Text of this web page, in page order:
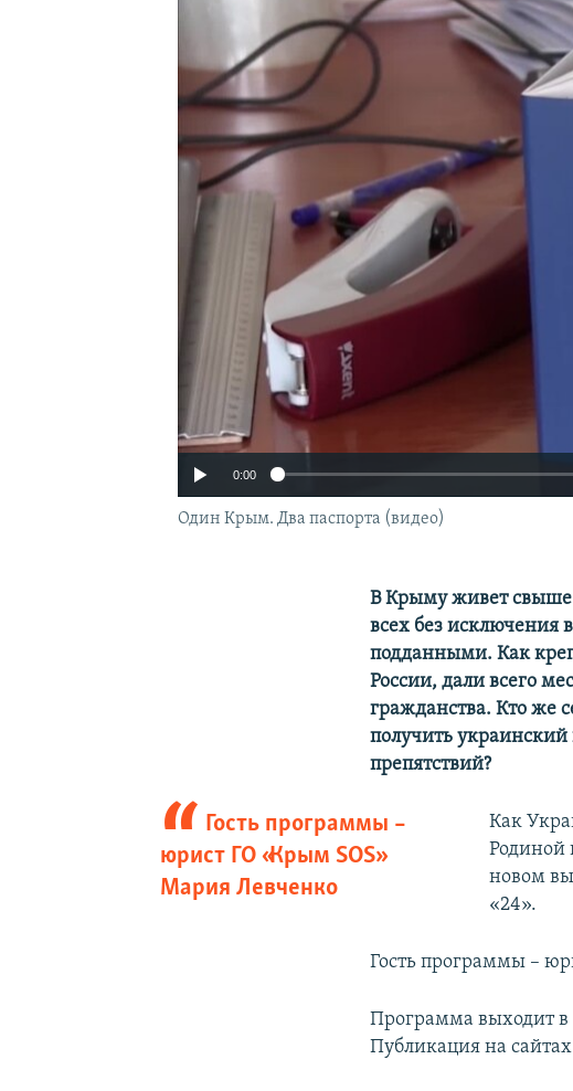
УКРАИНСКАЯ ПРОБЛЕМА КРЫМА
0:00
Один Крым. Два паспорта (видео)
В Крыму живет свыше
всех без исключения
подданными. Как
России, дали всего
гражданства. Кто же
получить украинский
препятствий?
Гость программы –
юрист ГО «Крым SOS»
Мария Левченко
Как
Родиной
новом
«24».
Гость программы –
Программа выходит в
Публикация на